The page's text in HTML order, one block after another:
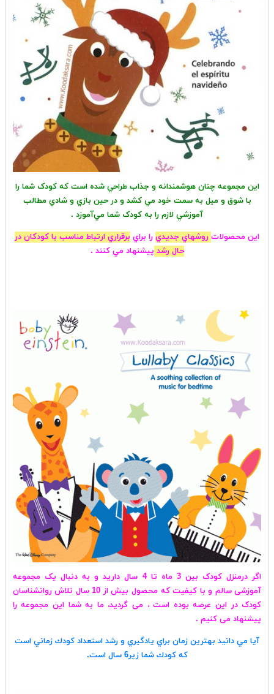
این مجموعه چنان هوشمندانه و جذاب طراحي شده است که کودک شما را
با شوق و ميل به سمت خود مي کشد و در حين بازي و شادي مطالب
آموزشي لازم را به کودک شما مي‌آموزد .
این محصولات روشهاي جديدي را براي برقراري ارتباط مناسب با كودكان در
حال رشد پيشنهاد مي كنند .
اگر درمنزل کودک بین 3 ماه تا 4 سال دارید و به دنبال یک مجموعه
آموزشی سالم و با کیفیت که محصول بیش از 10 سال تلاش روانشناسان
کودک در این عرصه بوده است ، می گردید، ما به شما این مجموعه را
پیشنهاد می کنیم .
آيا مي دانيد بهترين زمان براي يادگيري و رشد استعداد كودك زماني است
كه كودك شما زير6 سال است.